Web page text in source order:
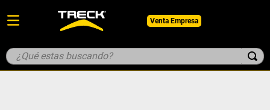
Venta Empresa
¿Qué estas buscando?